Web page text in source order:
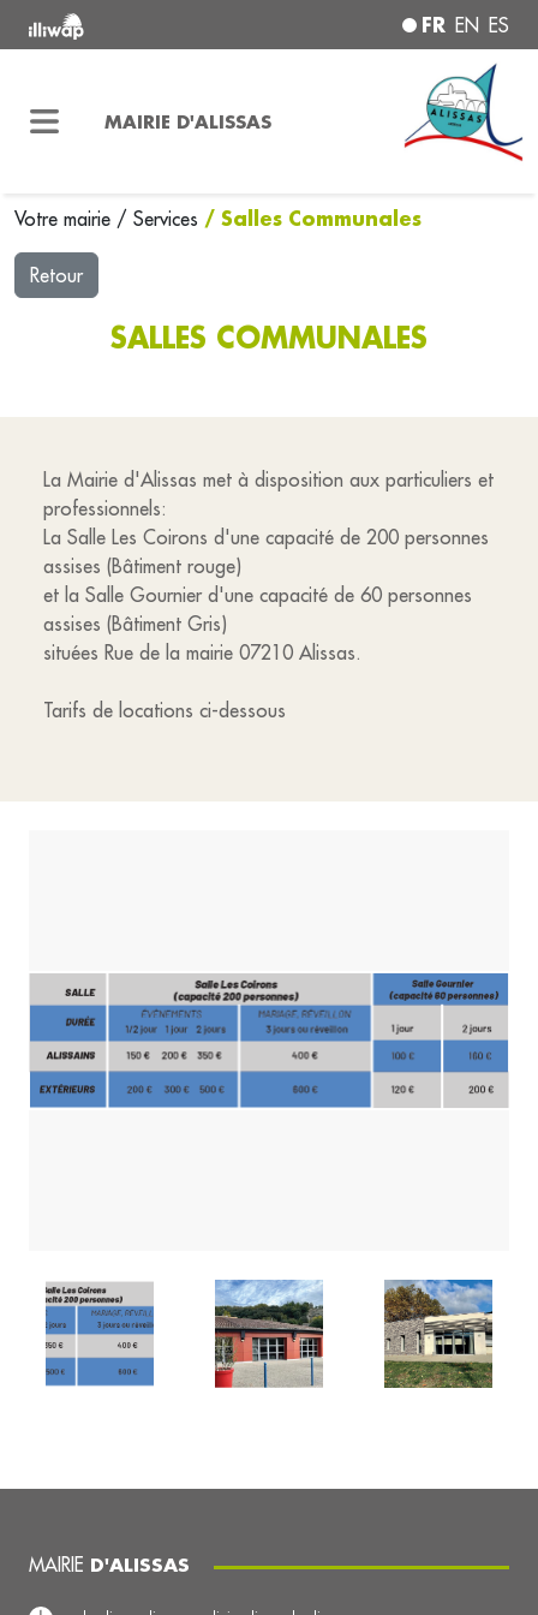
FR EN ES
MAIRIE D'ALISSAS
Votre mairie / Services / Salles Communales
Retour
SALLES COMMUNALES
La Mairie d'Alissas met à disposition aux particuliers et
professionnels:
La Salle Les Coirons d'une capacité de 200 personnes
assises (Bâtiment rouge)
et la Salle Gournier d'une capacité de 60 personnes
assises (Bâtiment Gris)
situées Rue de la mairie 07210 Alissas.
Tarifs de locations ci-dessous
MAIRIE D'ALISSAS